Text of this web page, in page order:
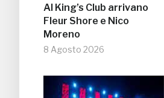
Al King’s Club arrivano
Fleur Shore e Nico
Moreno
8 Agosto 2026